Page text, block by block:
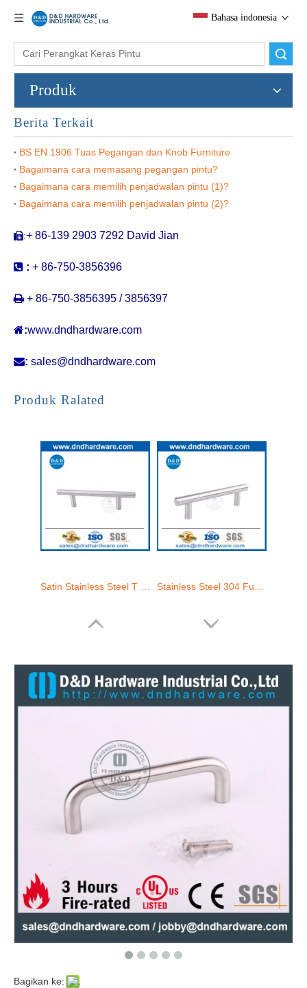
Bahasa indonesia
Produk
Berita Terkait
BS EN 1906 Tuas Pegangan dan Knob Furniture
Bagaimana cara memasang pegangan pintu?
Bagaimana cara memilih penjadwalan pintu (1)?
Bagaimana cara memilih penjadwalan pintu (2)?
:+ 86-139 2903 7292 David Jian
 : + 86-750-3856396
 + 86-750-3856395 / 3856397
:www.dndhardware.com
: sales@dndhardware.com
Produk Ralated
Stainless Steel Tipe Bulat Geser Furniture Laci Pegangan untuk House-DDFH011
Stainless Steel Grade 316 Kenop Pintu Dapur Antirust untuk Pintu Kabinet –DDFH005
Bagikan ke: